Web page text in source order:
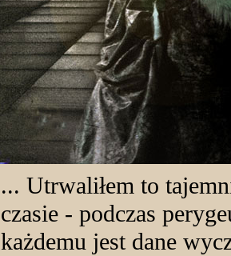
... Utrwaliłem to
czasie - podczas
każdemu jest dane